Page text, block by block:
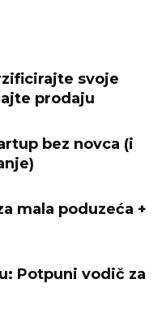
svoje
prodaju
bez novca (i
mala poduzeća +
Potpuni vodič za